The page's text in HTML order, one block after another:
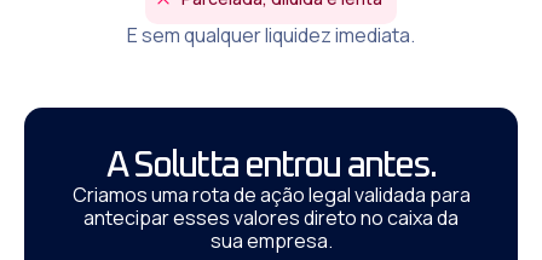
E sem qualquer liquidez imediata.
A Solutta entrou antes.
Criamos uma rota de ação legal validada para
antecipar esses valores direto no caixa da
sua empresa.